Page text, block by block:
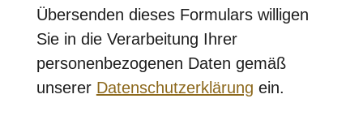
Übersenden dieses Formulars willigen
Sie in die Verarbeitung Ihrer
personenbezogenen Daten gemäß
unserer Datenschutzerklärung ein.